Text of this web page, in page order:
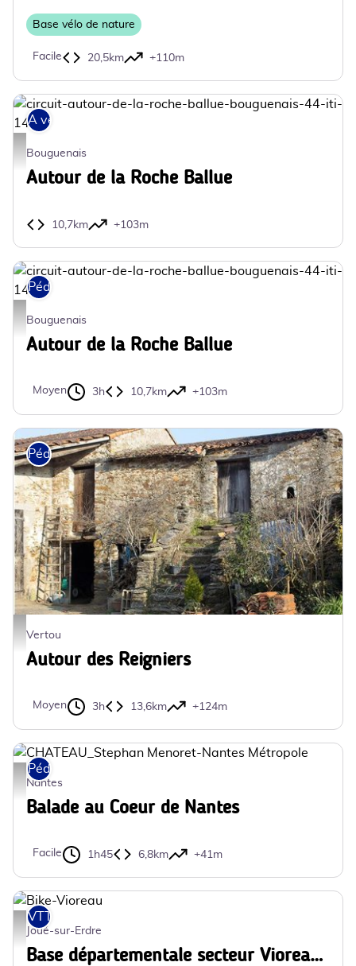
Base vélo de nature
Facile 20,5km +110m
circuit-autour-de-la-roche-ballue-bouguenais-44-iti-14 - ©Guy HERREMAN
A vélo
Bouguenais
Autour de la Roche Ballue
10,7km +103m
circuit-autour-de-la-roche-ballue-bouguenais-44-iti-14 - ©Guy HERREMAN
Pédestre
Bouguenais
Autour de la Roche Ballue
Moyen 3h 10,7km +103m
BASTIERE_DR - DR
Pédestre
Vertou
Autour des Reigniers
Moyen 3h 13,6km +124m
CHATEAU_Stephan Menoret-Nantes Métropole - Stephan Menoret-Nantes
Pédestre
Nantes
Balade au Coeur de Nantes
Facile 1h45 6,8km +41m
Bike-Vioreau - COMPA
VTT
Joué-sur-Erdre
Base départementale secteur Vioreau - N°1 - Vioreau